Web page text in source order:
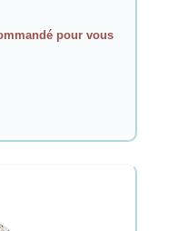
pour vous